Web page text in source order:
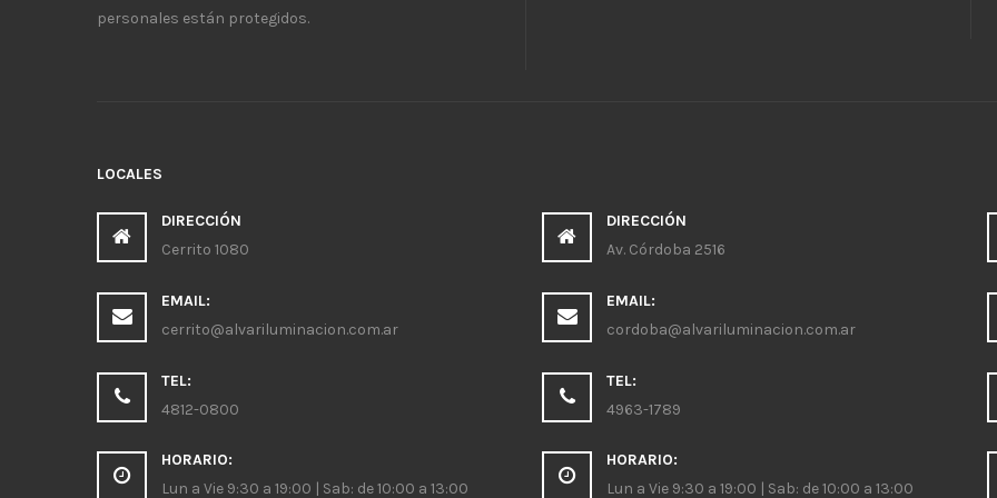
personales están protegidos.
LOCALES
DIRECCIÓN
Cerrito 1080
EMAIL:
cerrito@alvariluminacion.com.ar
TEL:
4812-0800
HORARIO:
Lun a Vie 9:30 a 19:00 | Sab: de 10:00 a 13:00
DIRECCIÓN
Av. Córdoba 2516
EMAIL:
cordoba@alvariluminacion.com.ar
TEL:
4963-1789
HORARIO:
Lun a Vie 9:30 a 19:00 | Sab: de 10:00 a 13:00